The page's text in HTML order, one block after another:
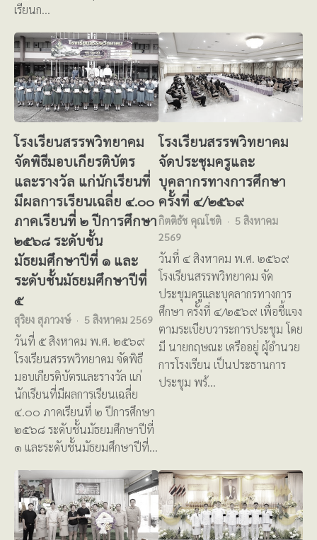
เรียนก…
โรงเรียนสรรพวิทยาคม
จัดพิธีมอบเกียรติบัตร
และรางวัล แก่นักเรียนที่
มีผลการเรียนเฉลี่ย ๔.๐๐
ภาคเรียนที่ ๒ ปีการศึกษา
๒๕๖๘ ระดับชั้น
มัธยมศึกษาปีที่ ๑ และ
ระดับชั้นมัธยมศึกษาปีที่
๕
สุริยง สุภาวงษ์ 5 สิงหาคม 2569
วันที่ ๕ สิงหาคม พ.ศ. ๒๕๖๙
โรงเรียนสรรพวิทยาคม จัดพิธี
มอบเกียรติบัตรและรางวัล แก่
นักเรียนที่มีผลการเรียนเฉลี่ย
๔.๐๐ ภาคเรียนที่ ๒ ปีการศึกษา
๒๕๖๘ ระดับชั้นมัธยมศึกษาปีที่
๑ และระดับชั้นมัธยมศึกษาปีที่…
โรงเรียนสรรพวิทยาคม
จัดประชุมครูและ
บุคลากรทางการศึกษา
ครั้งที่ ๔/๒๕๖๙
กิตติธัช คุณโชติ
5 สิงหาคม
2569
วันที่ ๔ สิงหาคม พ.ศ. ๒๕๖๙
โรงเรียนสรรพวิทยาคม จัด
ประชุมครูและบุคลากรทางการ
ศึกษา ครั้งที่ ๔/๒๕๖๙ เพื่อชี้แจง
ตามระเบียบวาระการประชุม โดย
มี นายกฤษณะ เครืออยู่ ผู้อำนวย
การโรงเรียน เป็นประธานการ
ประชุม พร้…